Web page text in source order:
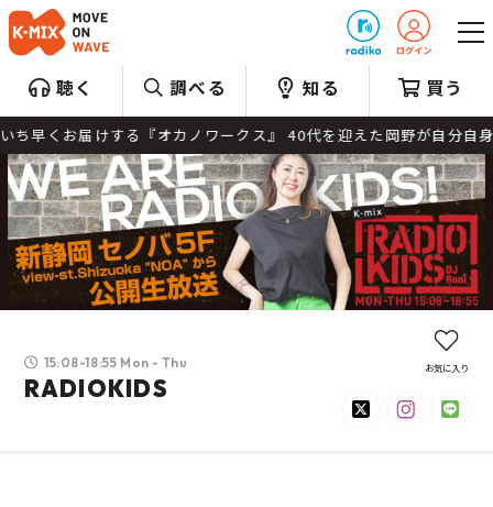
聴く 調べる 知る 買う
お届けする『オカノワークス』 40代を迎えた岡野が自分自身を
15:08-18:55 Mon - Thu
RADIOKIDS
お気に入り